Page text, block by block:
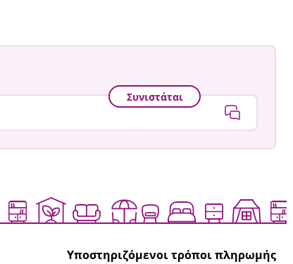
Συνιστάται
Υποστηριζόμενοι τρόποι πληρωμής